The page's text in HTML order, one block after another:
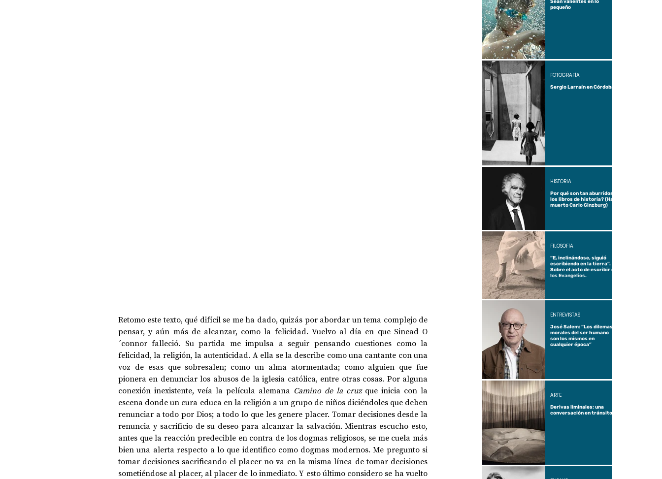
Retomo este texto, qué difícil se me ha dado, quizás por abordar un tema complejo de
pensar, y aún más de alcanzar, como la felicidad. Vuelvo al día en que Sinead O
´connor falleció. Su partida me impulsa a seguir pensando cuestiones como la
felicidad, la religión, la autenticidad. A ella se la describe como una cantante con una
voz de esas que sobresalen; como un alma atormentada; como alguien que fue
pionera en denunciar los abusos de la iglesia católica, entre otras cosas. Por alguna
conexión inexistente, veía la película alemana Camino de la cruz que inicia con la
escena donde un cura educa en la religión a un grupo de niños diciéndoles que deben
renunciar a todo por Dios; a todo lo que les genere placer. Tomar decisiones desde la
renuncia y sacrificio de su deseo para alcanzar la salvación. Mientras escucho esto,
antes que la reacción predecible en contra de los dogmas religiosos, se me cuela más
bien una alerta respecto a lo que identifico como dogmas modernos. Me pregunto si
tomar decisiones sacrificando el placer no va en la misma línea de tomar decisiones
sometiéndose al placer, al placer de lo inmediato. Y esto último considero se ha vuelto
Sean valientes en lo
pequeño
Sergio Larraín en Córdoba
FOTOGRAFÍA
Por qué son tan aburridos
los libros de historia? (Ha
muerto Carlo Ginzburg)
HISTORIA
“E, inclinándose, siguió
escribiendo en la tierra”.
Sobre el acto de escribir en
los Evangelios.
FILOSOFÍA
José Salem: “Los dilemas
morales del ser humano
son los mismos en
cualquier época”
ENTREVISTAS
Derivas liminales: una
conversación en tránsito
ARTE